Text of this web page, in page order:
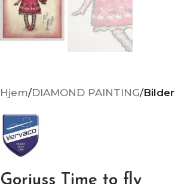
Hjem DIAMOND PAINTING Bilder
Gorjuss Time to fly